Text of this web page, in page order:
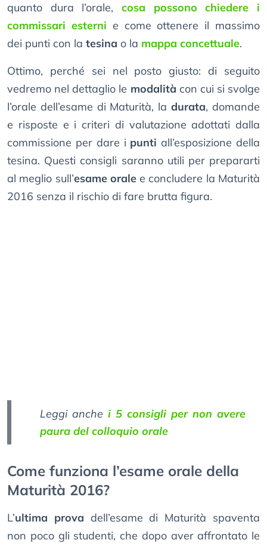
quanto dura l’orale, cosa possono chiedere i
commissari esterni e come ottenere il massimo
dei punti con la tesina o la mappa concettuale.
Ottimo, perché sei nel posto giusto: di seguito
vedremo nel dettaglio le modalità con cui si svolge
l’orale dell’esame di Maturità, ladurata, domande
e risposte e i criteri di valutazione adottati dalla
commissione per dare i punti all’esposizione della
tesina. Questi consigli saranno utili per prepararti
al meglio sull’esame oralee concludere la Maturità
2016 senza il rischio di fare brutta figura.
Leggi anche i 5 consigli per non avere
paura del colloquio orale
Come funziona l’esame orale della
Maturità 2016?
L’ultima prova dell’esame di Maturità spaventa
non poco gli studenti, che dopo aver affrontato le